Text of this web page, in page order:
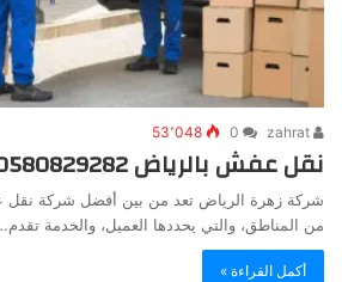
0 53٬048
نقل عفش بالرياض 0580829282
شركة زهرة الرياض تعد من بين أفضل شركة نقل
من المناطق، والتي يحددها العميل، والخدمة
أكمل القراءة »